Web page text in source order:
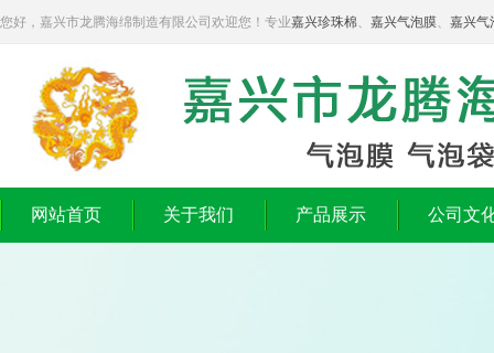
您好，嘉兴市龙腾海绵制造有限公司欢迎您！专业嘉兴珍珠棉、 嘉兴气泡膜、 嘉兴气
网站首页 关于我们 产品展示 公司文